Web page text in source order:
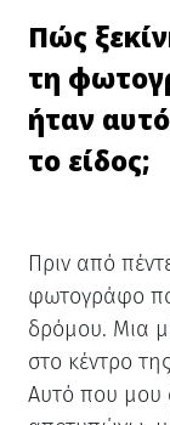
Πώς
τη
ήταν
το είδος;
Πριν από
φωτογράφο
δρόμου. Μια
στο κέντρο
Αυτό που μου